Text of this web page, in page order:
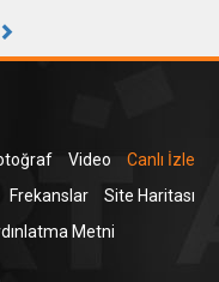
Video
Canlı İzle
Frekanslar
Site Haritası
Metni